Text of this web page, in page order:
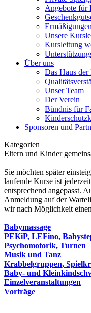
Angebote für
Ermäßigungen
Unsere
Kursleitung
Über uns
Das Haus
Unser Team
Der Verein
Bündnis für
Sponsoren und
Kategorien
Eltern und Kinder
Sie möchten später
laufende Kurse ist
entsprechend angepasst.
Anmeldung auf der
wir nach Möglichkeit
Babymassage
PEKiP, LEFino,
Psychomotorik, Turnen
Musik und Tanz
Krabbelgruppen,
Baby- und
Einzelveranstaltungen
Vorträge